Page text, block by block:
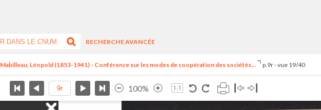
RECHERCHE AVANCÉE
Mabilleau, Léopold (1853-1941) - Conférence sur les modes de coopération des sociétés... p.9r - vue 19/40
100%